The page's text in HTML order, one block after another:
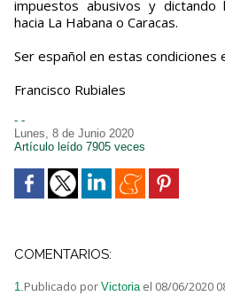
impuestos abusivos y dictando
hacia La Habana o Caracas.
Ser español en estas condiciones
Francisco Rubiales
- -
Lunes, 8 de Junio 2020
Artículo leído 7905 veces
COMENTARIOS:
1.Publicado por Victoria el 08/06/2020